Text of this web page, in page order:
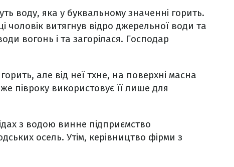
воду, яка у буквальному значенні горить.
витягнув відро джерельної води та
вогонь і та загорілася. Господар
але від неї тхне, на поверхні масна
півроку використовує її лише для
з водою винне підприємство
осель. Утім, керівництво фірми з